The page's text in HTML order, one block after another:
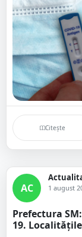
Citește
AC 1 august
Prefectura
19.